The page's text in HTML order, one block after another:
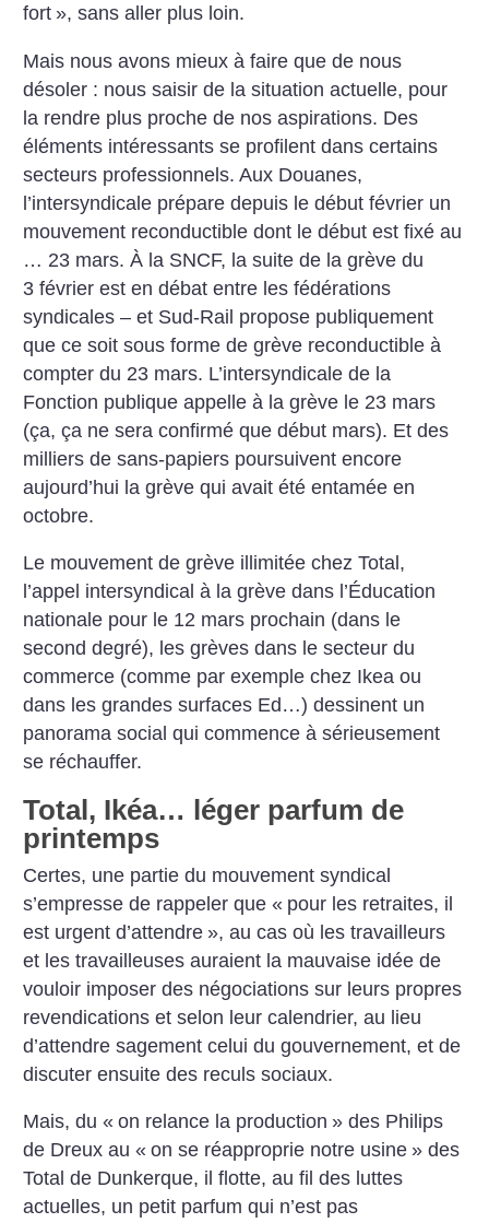
fort », sans aller plus loin.
Mais nous avons mieux à faire que de nous
désoler : nous saisir de la situation actuelle, pour
la rendre plus proche de nos aspirations. Des
éléments intéressants se profilent dans certains
secteurs professionnels. Aux Douanes,
l’intersyndicale prépare depuis le début février un
mouvement reconductible dont le début est fixé au
… 23 mars. À la SNCF, la suite de la grève du
3 février est en débat entre les fédérations
syndicales – et Sud-Rail propose publiquement
que ce soit sous forme de grève reconductible à
compter du 23 mars. L’intersyndicale de la
Fonction publique appelle à la grève le 23 mars
(ça, ça ne sera confirmé que début mars). Et des
milliers de sans-papiers poursuivent encore
aujourd’hui la grève qui avait été entamée en
octobre.
Le mouvement de grève illimitée chez Total,
l’appel intersyndical à la grève dans l’Éducation
nationale pour le 12 mars prochain (dans le
second degré), les grèves dans le secteur du
commerce (comme par exemple chez Ikea ou
dans les grandes surfaces Ed…) dessinent un
panorama social qui commence à sérieusement
se réchauffer.
Total, Ikéa… léger parfum de
printemps
Certes, une partie du mouvement syndical
s’empresse de rappeler que « pour les retraites, il
est urgent d’attendre », au cas où les travailleurs
et les travailleuses auraient la mauvaise idée de
vouloir imposer des négociations sur leurs propres
revendications et selon leur calendrier, au lieu
d’attendre sagement celui du gouvernement, et de
discuter ensuite des reculs sociaux.
Mais, du « on relance la production » des Philips
de Dreux au « on se réapproprie notre usine » des
Total de Dunkerque, il flotte, au fil des luttes
actuelles, un petit parfum qui n’est pas